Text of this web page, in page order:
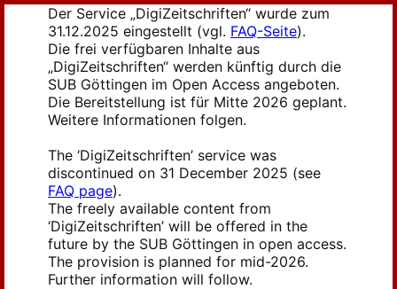
Der Service „DigiZeitschriften“ wurde zum
31.12.2025 eingestellt (vgl. FAQ-Seite).
Die frei verfügbaren Inhalte aus
„DigiZeitschriften“ werden künftig durch die
SUB Göttingen im Open Access angeboten.
Die Bereitstellung ist für Mitte 2026 geplant.
Weitere Informationen folgen.
The ‘DigiZeitschriften’ service was
discontinued on 31 December 2025 (see
FAQ page).
The freely available content from
‘DigiZeitschriften’ will be offered in the
future by the SUB Göttingen in open access.
The provision is planned for mid-2026.
Further information will follow.